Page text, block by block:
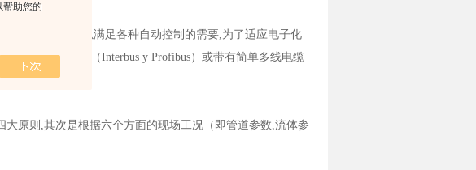
帮助您的
别的气动元件以满足各种自动控制的需要,为了适应电子化
脑通讯的新系统（Interbus y Profibus）或带有简单多线电缆
原则,其次是根据六个方面的现场工况（即管道参数,流体参